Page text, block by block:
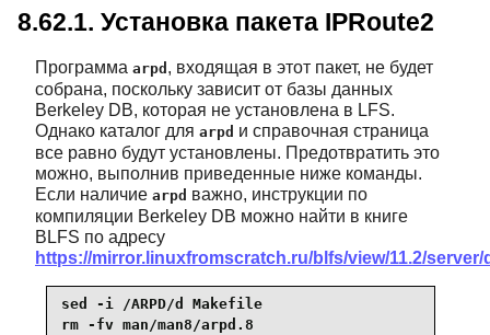
8.62.1. Установка пакета IPRoute2
Программа arpd , входящая в этот пакет, не будет
собрана, поскольку зависит от базы данных
Berkeley DB, которая не установлена ​​в LFS.
Однако каталог для arpd и справочная страница
все равно будут установлены. Предотвратить это
можно, выполнив приведенные ниже команды.
Если наличие arpd важно, инструкции по
компиляции Berkeley DB можно найти в книге
BLFS по адресу
https://mirror.linuxfromscratch.ru/blfs/view/11.2/server/
sed -i /ARPD/d Makefile
rm -fv man/man8/arpd.8